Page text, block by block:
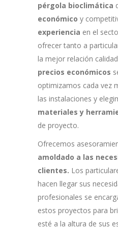
pérgola bioclimática
económico y
experiencia en el
ofrecer tanto a
la mejor relación
precios económicos
optimizamos cada vez
las instalaciones y
materiales y
de proyecto.
Ofrecemos
amoldado a las
clientes. Los
hacen llegar sus
profesionales se
estos proyectos para
esté a la altura de sus